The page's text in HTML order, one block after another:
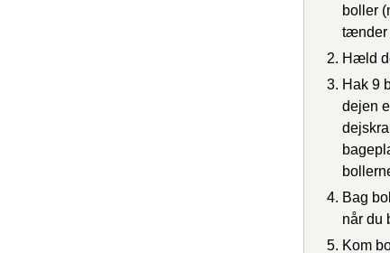
boller
tænder
Hæld
Hak 9
dejen
Bag
når du
Kom